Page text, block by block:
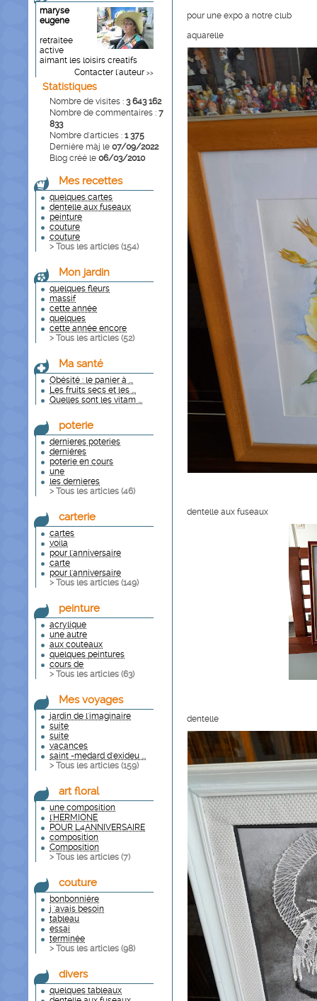
maryse
eugene
retraitee
active
aimant les loisirs creatifs
Contacter l'auteur >>
Statistiques
Nombre de visites : 3 643 162
Nombre de commentaires : 7
833
Nombre d'articles : 1 375
Dernière màj le 07/09/2022
Blog créé le 06/03/2010
Mes recettes
quelques cartes
dentelle aux fuseaux
peinture
couture
couture
> Tous les articles (154)
Mon jardin
quelques fleurs
massif
cette année
quelques
cette année encore
> Tous les articles (52)
Ma santé
Obésité : le panier à ...
Les fruits secs et les ...
Quelles sont les vitam ...
poterie
dernieres poteries
derniéres
poterie en cours
une
les dernieres
> Tous les articles (46)
carterie
cartes
voila
pour l'anniversaire
carte
pour l'anniversaire
> Tous les articles (149)
peinture
acrylique
une autre
aux couteaux
quelques peintures
cours de
> Tous les articles (63)
Mes voyages
jardin de l'imaginaire
suite
suite
vacances
saint -medard d'exideu ...
> Tous les articles (159)
art floral
une composition
l'HERMIONE
POUR L4ANNIVERSAIRE
composition
Composition
> Tous les articles (7)
couture
bonbonniére
j 'avais besoin
tableau
essai
terminée
> Tous les articles (98)
divers
quelques tableaux
pour une expo a notre club
aquarelle
dentelle aux fuseaux
dentelle